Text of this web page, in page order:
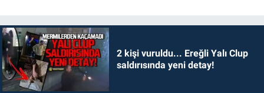
2 kişi vuruldu... Ereğli Yalı Clup
saldırısında yeni detay!